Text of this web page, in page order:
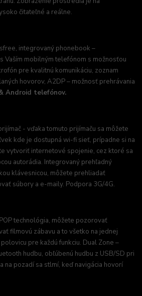
čitateľné a reálne.
integrovaný phonebook –
Vaším mobilným telefónom s možnosťou
pre kvalitnú komunikáciu, zoznam
hovorov, A2DP – možnosť prehrávania
Android telefónov.
- vďaka tomuto prijímaču sa môžete
kde je dostupná wi-fi sieť, prípadne si na
vytvoriť internetové spojenie, cez ktoré sa
autorádia. Integrovaný prehľadný
klávesnicou, môžete prehliadať
súbory a e-maily. Podpora 3G/4G.
technológia, môžete pozorovať
filmovú zábavu a to všetko na jednej
pre každú funkciu. Dual Zone –
hudbu, obľúbenú hudbu z USB/SD pri
na pozadí sa stlmí, keď navigácia hovorí